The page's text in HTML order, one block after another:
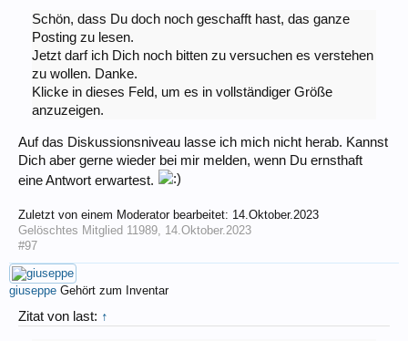
Schön, dass Du doch noch geschafft hast, das ganze
Posting zu lesen.
Jetzt darf ich Dich noch bitten zu versuchen es verstehen
zu wollen. Danke.
Klicke in dieses Feld, um es in vollständiger Größe
anzuzeigen.
Auf das Diskussionsniveau lasse ich mich nicht herab. Kannst
Dich aber gerne wieder bei mir melden, wenn Du ernsthaft
eine Antwort erwartest.
Zuletzt von einem Moderator bearbeitet: 14.Oktober.2023
Gelöschtes Mitglied 11989 14.Oktober.2023
#97
giuseppe Gehört zum Inventar
Zitat von last: ↑